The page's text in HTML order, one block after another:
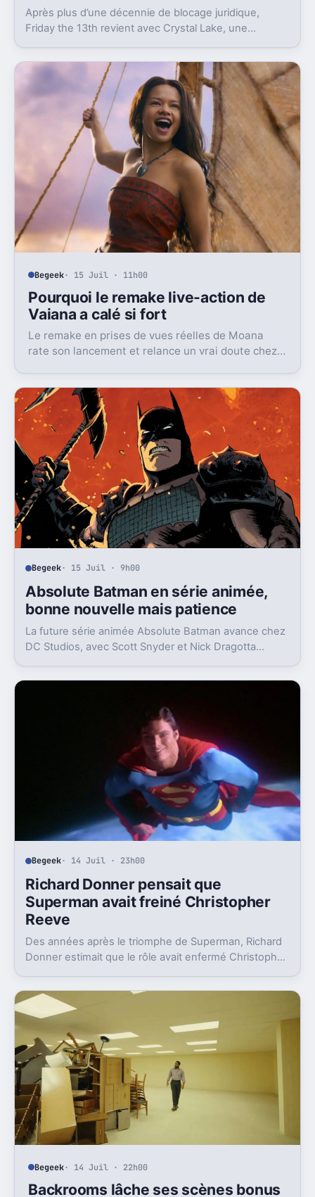
Après plus d’une décennie de blocage juridique,
Friday the 13th revient avec Crystal Lake, une
décor.
Begeek· 15 Juil · 11h00
Pourquoi le remake live-action de
Vaiana a calé si fort
Le remake en prises de vues réelles de Moana
rate son lancement et relance un vrai doute chez
Begeek· 15 Juil · 9h00
Absolute Batman en série animée,
bonne nouvelle mais patience
La future série animée Absolute Batman avance chez
DC Studios, avec Scott Snyder et Nick Dragotta
demain.
Begeek· 14 Juil · 23h00
Richard Donner pensait que
Superman avait freiné Christopher
Reeve
Des années après le triomphe de Superman, Richard
Donner estimait que le rôle avait enfermé Christopher
sortir.
Begeek· 14 Juil · 22h00
Backrooms lâche ses scènes bonus